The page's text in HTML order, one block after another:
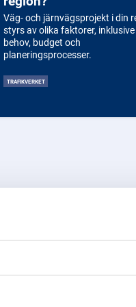
Väg- och järnvägsprojekt i din
styrs av olika faktorer, inklusive
behov, budget och
planeringsprocesser.
TRAFIKVERKET